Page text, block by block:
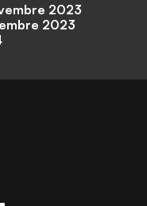
2023
2023